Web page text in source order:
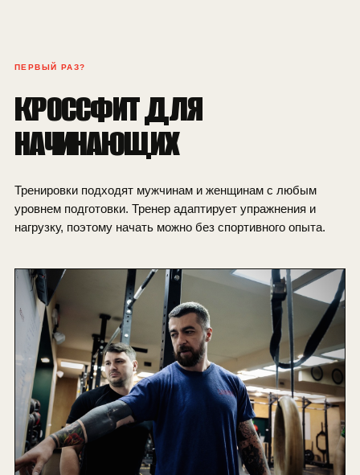
ПЕРВЫЙ РАЗ?
КРОССФИТ ДЛЯ
НАЧИНАЮЩИХ
Тренировки подходят мужчинам и женщинам с любым
уровнем подготовки. Тренер адаптирует упражнения и
нагрузку, поэтому начать можно без спортивного опыта.